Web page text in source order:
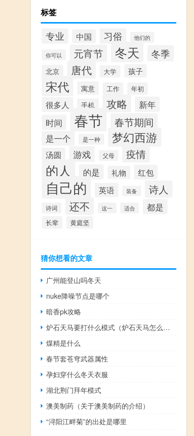
标签
专业 中国 习俗 他们的
你可以 元宵节 冬天 冬季
北京 唐代 大学 孩子
宋代 寓意 工作 年初
很多人 手机 攻略
新年
时间
春节 春节期间
是一个 是一种 梦幻西游
汤圆 游戏 父母 疫情
的人 的是 礼物 红包
自己的 英语 装备 诗人
诗词 还不 这一 适合 都是
长辈 黄庭坚
猜你想看的文章
广州能登山吗冬天
nuke降噪节点是哪个
暗香pk攻略
炉石天马要打什么模式（炉石天马怎么获得）
煤精是什么
春节套苍穹武器属性
孕妇穿什么冬天衣服
湖北荆门拜年模式
澳美制药（关于澳美制药的介绍）
“浔阳江畔菊”的出处是哪里